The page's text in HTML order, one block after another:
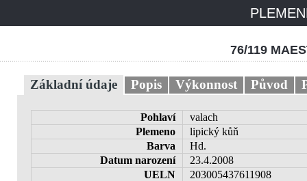
76/119
Základní údaje Popis Výkonnost Původ
Pohlaví
valach
Plemeno
lipický kůň
Barva
Hd.
Datum narození
23.4.2008
UELN
203005437611908